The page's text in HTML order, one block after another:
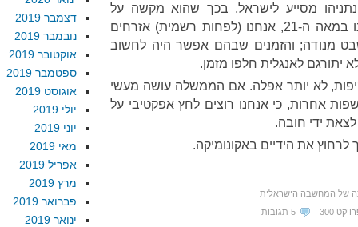
מסייע לישראל, בכך שהוא מקשה על
הממשלה לבצע את זממה. אנחנו במאה ה-21, אנחנו (לפחות רשמית) אזרחים
מנודה; והזמנים שבהם אפשר היה לחשוב
יתורגם לאנגלית חלפו מזמן.
לא יותר אפלה. אם הממשלה עושה מעשי
אחרות, כי אנחנו רוצים לחץ אפקטיבי על
ידי חובה.
לרחוץ את הידיים באקונומיקה.
של המחשבה הישראלית
300
5 תגובות
דצמבר 2019
נובמבר 2019
אוקטובר 2019
ספטמבר 2019
אוגוסט 2019
יולי 2019
יוני 2019
מאי 2019
אפריל 2019
מרץ 2019
פברואר 2019
ינואר 2019